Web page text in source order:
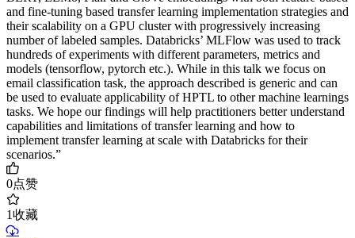
and fine-tuning based transfer learning implementation strategies and
their scalability on a GPU cluster with progressively increasing
number of labeled samples. Databricks’ MLFlow was used to track
hundreds of experiments with different parameters, metrics and
models (tensorflow, pytorch etc.). While in this talk we focus on
email classification task, the approach described is generic and can
be used to evaluate applicability of HPTL to other machine learnings
tasks. We hope our findings will help practitioners better understand
capabilities and limitations of transfer learning and how to
implement transfer learning at scale with Databricks for their
scenarios.”
0点赞
1收藏